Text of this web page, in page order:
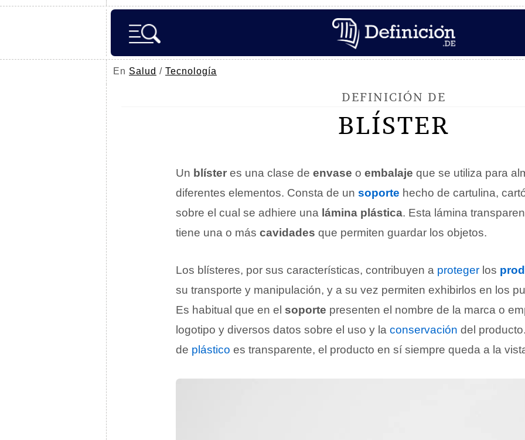
En Salud / Tecnología
DEFINICIÓN DE
BLÍSTER
Un blíster es una clase de envase o embalaje que se utiliza para
diferentes elementos. Consta de un soporte hecho de cartulina,
sobre el cual se adhiere una lámina plástica. Esta lámina
tiene una o más cavidades que permiten guardar los objetos.
Los blísteres, por sus características, contribuyen a proteger los
su transporte y manipulación, y a su vez permiten exhibirlos en los
Es habitual que en el soporte presenten el nombre de la marca o
logotipo y diversos datos sobre el uso y la conservación del
de plástico es transparente, el producto en sí siempre queda a la